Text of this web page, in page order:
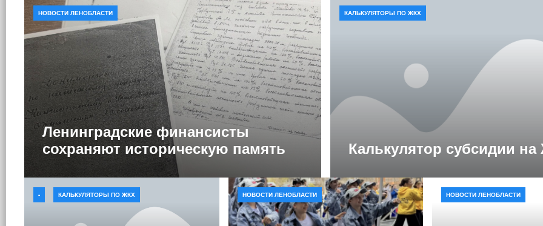
Ленинградские финансисты
сохраняют историческую память
НОВОСТИ ЛЕНОБЛАСТИ
Калькулятор субсидии
КАЛЬКУЛЯТОРЫ ПО ЖКХ
- КАЛЬКУЛЯТОРЫ ПО ЖКХ НОВОСТИ ЛЕНОБЛАСТИ НОВОСТИ ЛЕНОБЛАСТИ